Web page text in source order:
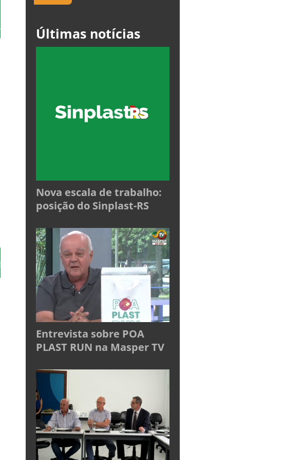
Últimas notícias
Nova escala de trabalho:
posição do Sinplast-RS
Entrevista sobre POA
PLAST RUN na Masper TV